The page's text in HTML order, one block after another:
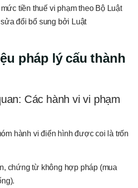
tiền thuế vi phạm theo Bộ Luật
đổi bổ sung bởi Luật
pháp lý cấu thành
Các hành vi vi phạm
hành vi điển hình được coi là trốn
chứng từ không hợp pháp (mua